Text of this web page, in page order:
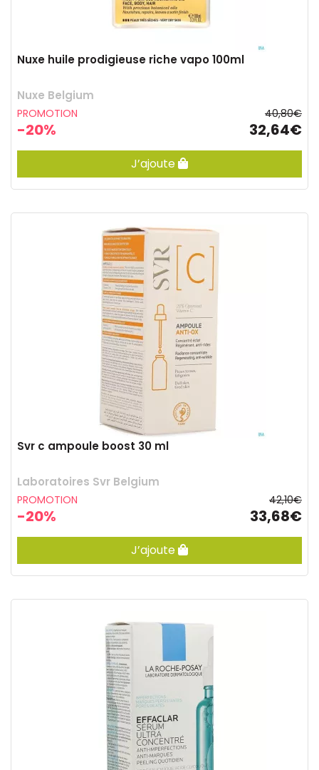
Nuxe huile prodigieuse riche vapo 100ml
Nuxe Belgium
PROMOTION
-20%
40,80€
32,64€
J’ajoute
Svr c ampoule boost 30 ml
Laboratoires Svr Belgium
PROMOTION
-20%
42,10€
33,68€
J’ajoute